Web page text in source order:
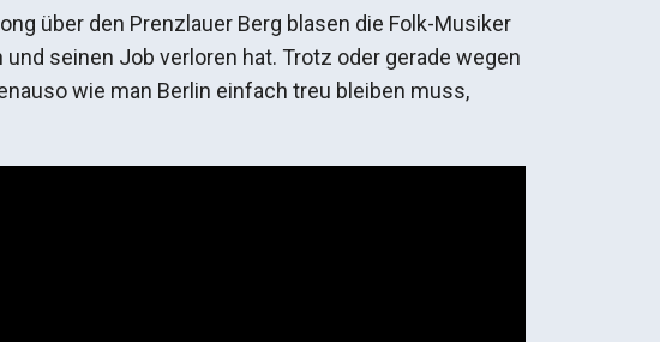
über den Prenzlauer Berg blasen die Folk-Musiker
seinen Job verloren hat. Trotz oder gerade wegen
wie man Berlin einfach treu bleiben muss,